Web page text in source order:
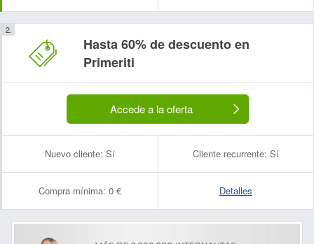
Hasta 60% de descuento en
Primeriti
Accede a la oferta
Nuevo cliente: Sí Cliente recurrente: Sí
Compra mínima: 0 € Detalles
Nombre:
Correo electrónico: